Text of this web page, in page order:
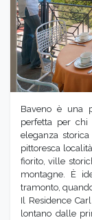
Baveno è una
perfetta per
eleganza
pittoresca
fiorito, ville
montagne. È
tramonto,
Il Residence
lontano dalle